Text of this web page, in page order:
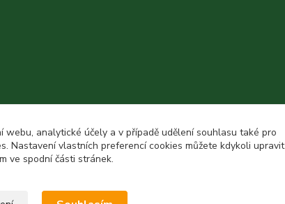
webu, analytické účely a v případě udělení souhlasu také pro
Nastavení vlastních preferencí cookies můžete kdykoli upravit
ve spodní části stránek.